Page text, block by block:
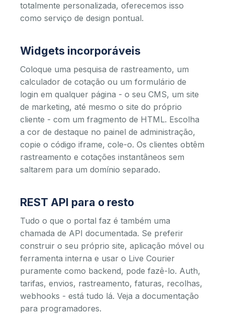
totalmente personalizada, oferecemos isso
como serviço de design pontual.
Widgets incorporáveis
Coloque uma pesquisa de rastreamento, um
calculador de cotação ou um formulário de
login em qualquer página - o seu CMS, um site
de marketing, até mesmo o site do próprio
cliente - com um fragmento de HTML. Escolha
a cor de destaque no painel de administração,
copie o código iframe, cole-o. Os clientes obtêm
rastreamento e cotações instantâneos sem
saltarem para um domínio separado.
REST API para o resto
Tudo o que o portal faz é também uma
chamada de API documentada. Se preferir
construir o seu próprio site, aplicação móvel ou
ferramenta interna e usar o Live Courier
puramente como backend, pode fazê-lo. Auth,
tarifas, envios, rastreamento, faturas, recolhas,
webhooks - está tudo lá. Veja a documentação
para programadores.